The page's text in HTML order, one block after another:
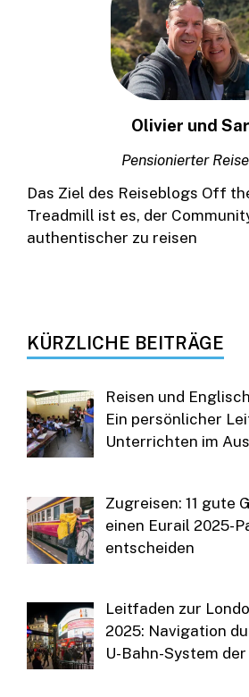
Olivier und
Pensionierter
Das Ziel des Reiseblogs Off
Treadmill ist es, der
authentischer zu reisen
KÜRZLICHE BEITRÄGE
Reisen und
Ein persönlicher
Unterrichten im
Zugreisen: 11 gute
einen Eurail 2025-
entscheiden
Leitfaden zur
2025: Navigation
U-Bahn-System der